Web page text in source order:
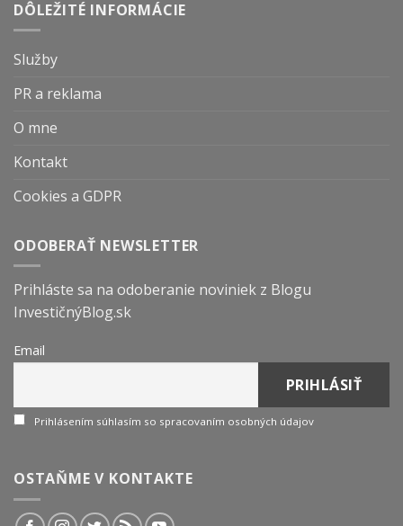
DÔLEŽITÉ INFORMÁCIE
Služby
PR a reklama
O mne
Kontakt
Cookies a GDPR
ODOBERAŤ NEWSLETTER
Prihláste sa na odoberanie noviniek z Blogu
InvestičnýBlog.sk
Email
Prihlásením súhlasím so spracovaním osobných údajov
OSTAŇME V KONTAKTE